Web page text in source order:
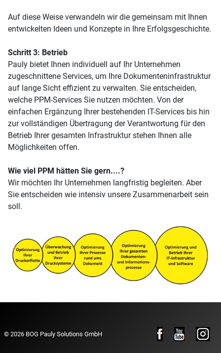
Auf diese Weise verwandeln wir die gemeinsam mit Ihnen
entwickelten Ideen und Konzepte in Ihre Erfolgsgeschichte.
Schritt 3: Betrieb
Pauly bietet Ihnen individuell auf Ihr Unternehmen
zugeschnittene Services, um Ihre Dokumenteninfrastruktur
auf lange Sicht effizient zu verwalten. Sie entscheiden,
welche PPM-Services Sie nutzen möchten. Von der
einfachen Ergänzung Ihrer bestehenden IT-Services bis hin
zur vollständigen Übertragung der Verantwortung für den
Betrieb Ihrer gesamten Infrastruktur stehen Ihnen alle
Möglichkeiten offen.
Wie viel PPM hätten Sie gern....?
Wir möchten Ihr Unternehmen langfristig begleiten. Aber
Sie entscheiden wie intensiv unsere Zusammenarbeit sein
soll.
© 2026 BOG Pauly Solutions GmbH